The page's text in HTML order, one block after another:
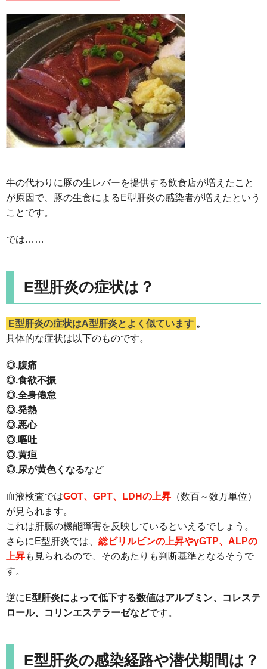
牛の代わりに豚の生レバーを提供する飲食店が増えたこと
が原因で、豚の生食によるE型肝炎の感染者が増えたという
ことです。
では……
E型肝炎の症状は？
E型肝炎の症状はA型肝炎とよく似ています 。
具体的な症状は以下のものです。
◎.腹痛
◎.食欲不振
◎.全身倦怠
◎.発熱
◎.悪心
◎.嘔吐
◎.黄疸
◎.尿が黄色くなるなど
血液検査ではGOT、GPT、LDHの上昇 （数百～数万単位）
が見られます。
これは肝臓の機能障害を反映しているといえるでしょう。
さらにE型肝炎では、 総ビリルビンの上昇やγGTP、ALPの
上昇も見られるので、そのあたりも判断基準となるそうで
す。
逆に E型肝炎によって低下する数値はアルブミン、コレステ
ロール、コリンエステラーゼなどです。
E型肝炎の感染経路や潜伏期間は？